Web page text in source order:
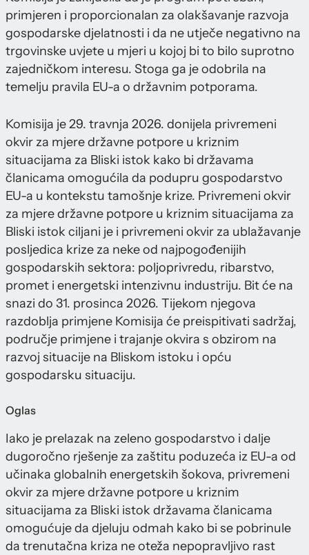
primjeren i proporcionalan za olakšavanje razvoja
gospodarske djelatnosti i da ne utječe negativno na
trgovinske uvjete u mjeri u kojoj bi to bilo suprotno
zajedničkom interesu. Stoga ga je odobrila na
temelju pravila EU-a o državnim potporama.
Komisija je 29. travnja 2026. donijela privremeni
okvir za mjere državne potpore u kriznim
situacijama za Bliski istok kako bi državama
članicama omogućila da podupru gospodarstvo
EU-a u kontekstu tamošnje krize. Privremeni okvir
za mjere državne potpore u kriznim situacijama za
Bliski istok ciljani je i privremeni okvir za ublažavanje
posljedica krize za neke od najpogođenijih
gospodarskih sektora: poljoprivredu, ribarstvo,
promet i energetski intenzivnu industriju. Bit će na
snazi do 31. prosinca 2026. Tijekom njegova
razdoblja primjene Komisija će preispitivati sadržaj,
područje primjene i trajanje okvira s obzirom na
razvoj situacije na Bliskom istoku i opću
gospodarsku situaciju.
Oglas
Iako je prelazak na zeleno gospodarstvo i dalje
dugoročno rješenje za zaštitu poduzeća iz EU-a od
učinaka globalnih energetskih šokova, privremeni
okvir za mjere državne potpore u kriznim
situacijama za Bliski istok državama članicama
omogućuje da djeluju odmah kako bi se pobrinule
da trenutačna kriza ne oteža nepopravljivo rast